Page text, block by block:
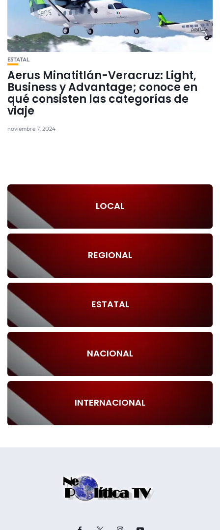
ESTATAL
Aerus Minatitlán-Veracruz: Light,
Business y Advantage; conoce en
qué consisten las categorías de
viaje
noviembre 7, 2024
LOCAL
REGIONAL
ESTATAL
NACIONAL
INTERNACIONAL